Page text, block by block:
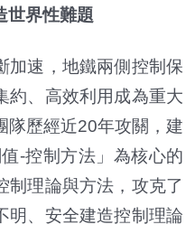
世界性難題
速，地鐵兩側控制保
約、高效利用成為重大
隊歷經近20年攻關，建
-控制方法」為核心的
制理論與方法，攻克了
明、安全建造控制理論